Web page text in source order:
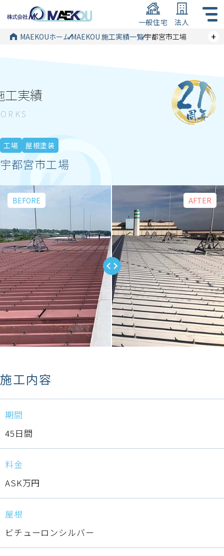
一般住宅 法人
+
MAEKOUホームMAEKOU 施工実績一覧宇都宮市工場
工実績
工場 屋根塗装
宇都宮市工場
施工内容
期間
45日間
料金
ASK万円
屋根
ビチューロンシルバー